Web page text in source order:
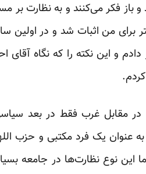
و باز فکر می‌کنند و به نظارت
برای من اثبات شد و در
دادم و این نکته را که نگاه
در مقابل غرب فقط در بعد
عنوان یک فرد مکتبی و حزب
این نوع نظارت‌ها در جامعه